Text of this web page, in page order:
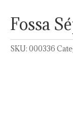
Fossa
SKU: 000336